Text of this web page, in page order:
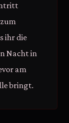
ihr die
Nacht in
am
bringt.